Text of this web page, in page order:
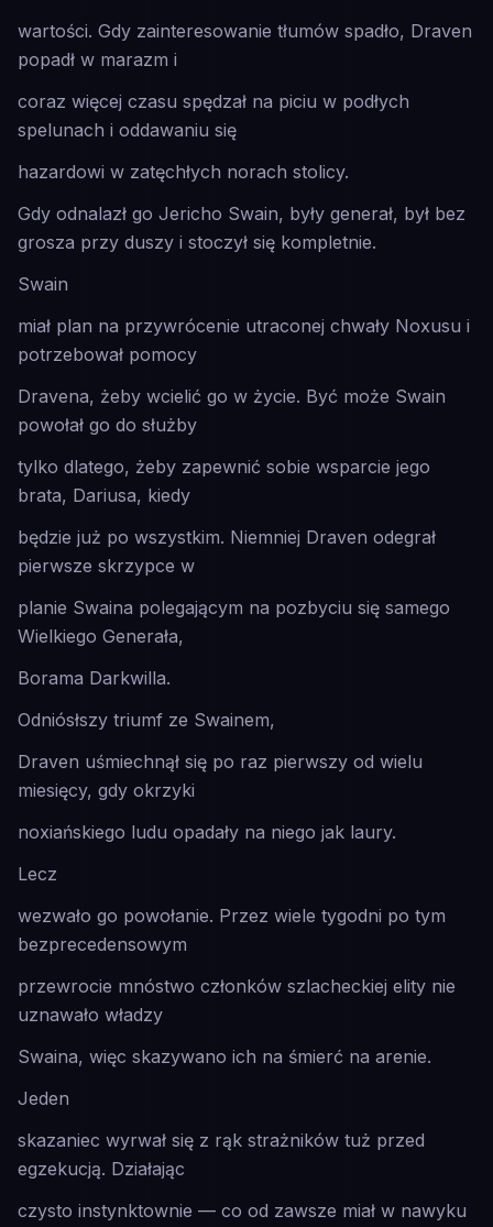
wartości. Gdy zainteresowanie tłumów spadło, Draven
popadł w marazm i
coraz więcej czasu spędzał na piciu w podłych
spelunach i oddawaniu się
hazardowi w zatęchłych norach stolicy.
Gdy odnalazł go Jericho Swain, były generał, był bez
grosza przy duszy i stoczył się kompletnie.
Swain
miał plan na przywrócenie utraconej chwały Noxusu i
potrzebował pomocy
Dravena, żeby wcielić go w życie. Być może Swain
powołał go do służby
tylko dlatego, żeby zapewnić sobie wsparcie jego
brata, Dariusa, kiedy
będzie już po wszystkim. Niemniej Draven odegrał
pierwsze skrzypce w
planie Swaina polegającym na pozbyciu się samego
Wielkiego Generała,
Borama Darkwilla.
Odniósłszy triumf ze Swainem,
Draven uśmiechnął się po raz pierwszy od wielu
miesięcy, gdy okrzyki
noxiańskiego ludu opadały na niego jak laury.
Lecz
wezwało go powołanie. Przez wiele tygodni po tym
bezprecedensowym
przewrocie mnóstwo członków szlacheckiej elity nie
uznawało władzy
Swaina, więc skazywano ich na śmierć na arenie.
Jeden
skazaniec wyrwał się z rąk strażników tuż przed
egzekucją. Działając
czysto instynktownie — co od zawsze miał w nawyku